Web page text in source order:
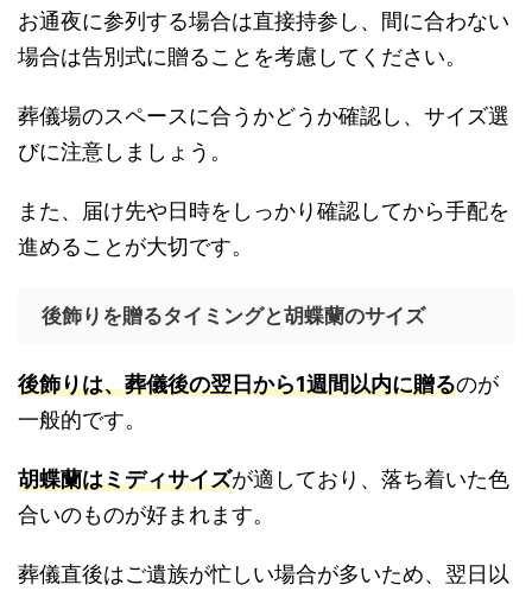
お通夜に参列する場合は直接持参し、間に合わない
場合は告別式に贈ることを考慮してください。
葬儀場のスペースに合うかどうか確認し、サイズ選
びに注意しましょう。
また、届け先や日時をしっかり確認してから手配を
進めることが大切です。
後飾りを贈るタイミングと胡蝶蘭のサイズ
後飾りは、葬儀後の翌日から1週間以内に贈るのが
一般的です。
胡蝶蘭はミディサイズが適しており、落ち着いた色
合いのものが好まれます。
葬儀直後はご遺族が忙しい場合が多いため、翌日以